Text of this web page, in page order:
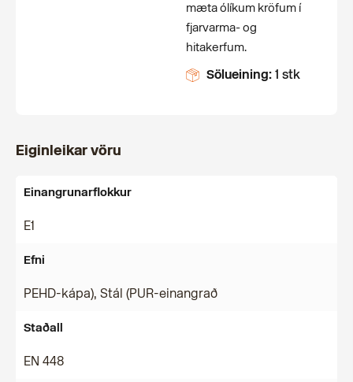
mæta ólíkum kröfum í
fjarvarma- og
hitakerfum.
Sölueining:1 stk
Eiginleikar vöru
Einangrunarflokkur
E1
Efni
PEHD-kápa), Stál (PUR-einangrað
Staðall
EN 448